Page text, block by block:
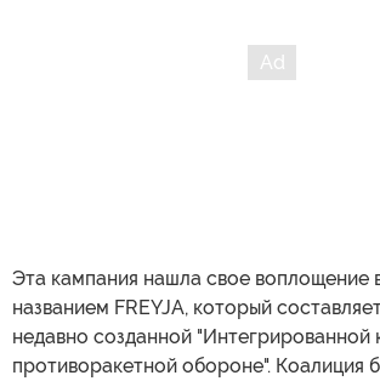
Эта кампания нашла свое воплощение
названием FREYJA, который
недавно созданной "Интегрированной
противоракетной обороне". Коалиция